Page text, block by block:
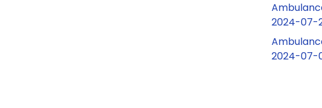
2024-07-
2024-07-